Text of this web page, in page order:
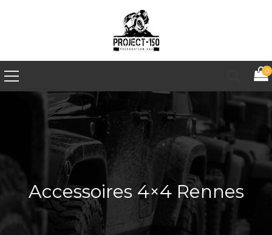
0
Accessoires 4×4 Rennes